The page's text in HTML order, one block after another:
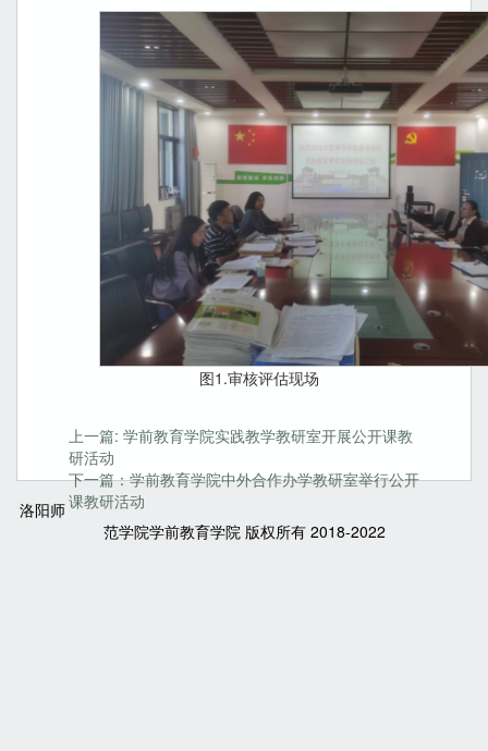
图1.审核评估现场
上一篇: 学前教育学院实践教学教研室开展公开课教
研活动
下一篇：学前教育学院中外合作办学教研室举行公开
课教研活动
洛阳师
范学院学前教育学院 版权所有 2018-2022